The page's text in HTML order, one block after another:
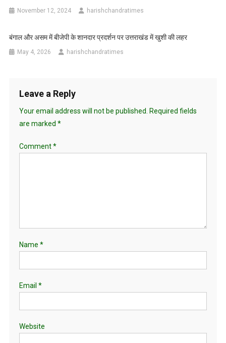
November 12, 2024 harishchandratimes
बंगाल और असम में बीजेपी के शानदार प्रदर्शन पर उत्तराखंड में खुशी की लहर
May 4, 2026 harishchandratimes
Leave a Reply
Your email address will not be published.
Required fields
are marked *
Comment*
Name *
Email *
Website